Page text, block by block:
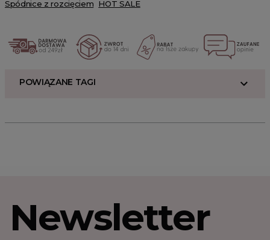
Spódnice z rozcięciem HOT SALE
POWIĄZANE TAGI
Newsletter